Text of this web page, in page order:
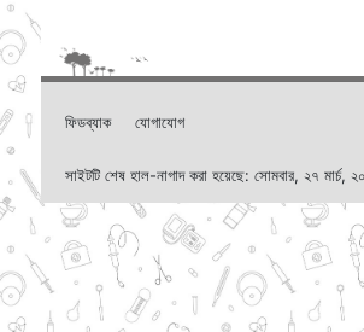
ফিডব্যাক যোগাযোগ
সাইটটি শেষ হাল-নাগাদ করা হয়েছে: সোমবার, ২৭